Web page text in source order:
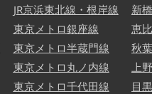
JR京浜東北線・根岸線
東京メトロ銀座線
東京メトロ半蔵門線
東京メトロ丸ノ内線
東京メトロ千代田線
新
恵
秋
上
目